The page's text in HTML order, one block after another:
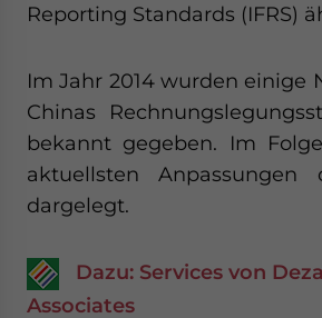
Reporting Standards (IFRS)
Im Jahr 2014 wurden einige
Chinas
bekannt gegeben. Im
aktuellsten Anpassungen
dargelegt.
Dazu: Services von
Associates